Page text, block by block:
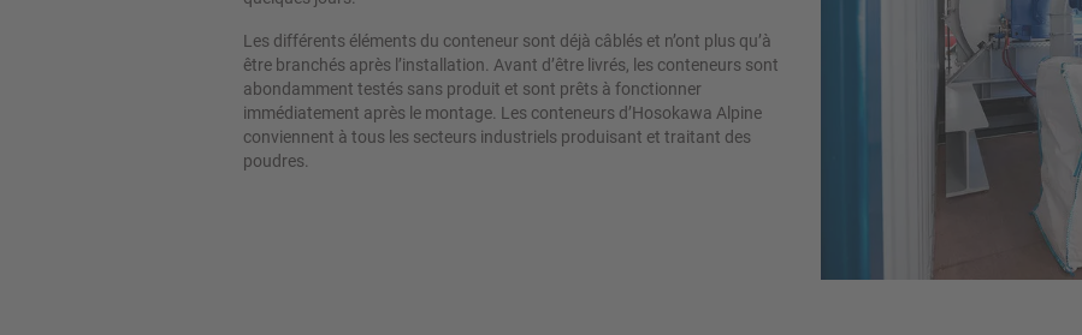
Les différents éléments du conteneur sont déjà câblés et n’ont plus qu’à
être branchés après l’installation. Avant d’être livrés, les conteneurs sont
abondamment testés sans produit et sont prêts à fonctionner
immédiatement après le montage. Les conteneurs d’Hosokawa Alpine
conviennent à tous les secteurs industriels produisant et traitant des
poudres.